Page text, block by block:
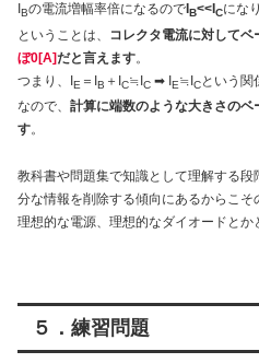
Bの電流増幅率倍になるので B<<I Cにな
ということは、
コレクタ電流に対して
ぼ0[A]だと言えます。
つまり、IE ＝IB ＋IC≒IC ➡ IE≒ICという関
なので、 計算に端数のような大きさの
す。
教科書や問題集で知識として理解する
分な情報を削除する傾向にあるからこそ
理想的な電源、理想的なダイオードとか
５．練習問題